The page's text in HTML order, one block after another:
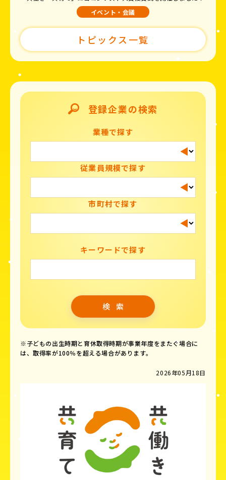
イベント・会議
トピックス一覧
登録企業の検索
業種で探す
従業員規模で探す
市町村で探す
キーワードで探す
※子どもの出生時期と育休取得時期が事業年度をまたぐ場合に
は、取得率が100％を超える場合があります。
2026年05月18日